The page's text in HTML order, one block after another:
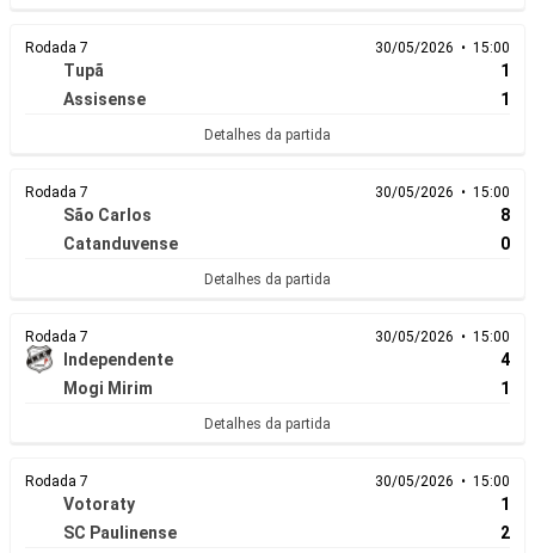
Rodada 7 30/05/2026 • 15:00
Tupã
1
Assisense
1
Detalhes da partida
Rodada 7 30/05/2026 • 15:00
São Carlos
8
Catanduvense
0
Detalhes da partida
Rodada 7 30/05/2026 • 15:00
Independente
4
Mogi Mirim
1
Detalhes da partida
Rodada 7 30/05/2026 • 15:00
Votoraty
1
SC Paulinense
2